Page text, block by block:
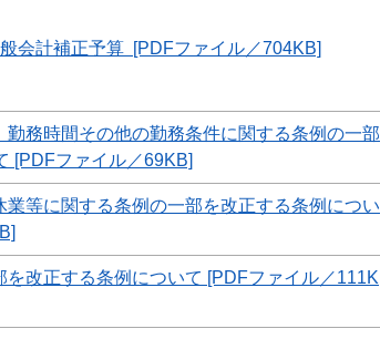
会計補正予算 ​ [PDFファイル／704KB]
勤務時間その他の勤務条件に関する条例の一部
[PDFファイル／69KB]
業等に関する条例の一部を改正する条例につい
を改正する条例について [PDFファイル／111K